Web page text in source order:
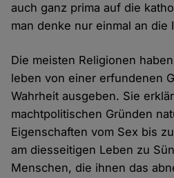
auch ganz prima auf die
man denke nur einmal an die
Die meisten Religionen
leben von einer erfundenen
Wahrheit ausgeben. Sie
machtpolitischen Gründen
Eigenschaften vom Sex bis
am diesseitigen Leben zu
Menschen, die ihnen das